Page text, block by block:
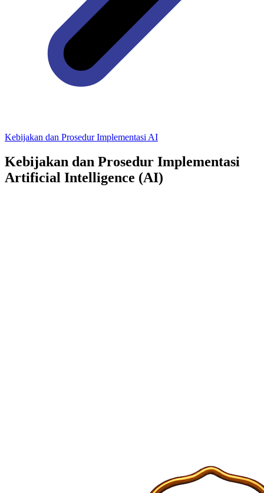
Kebijakan dan Prosedur Implementasi AI
Kebijakan dan Prosedur Implementasi
Artificial Intelligence (AI)
1 / 28
1 / 9